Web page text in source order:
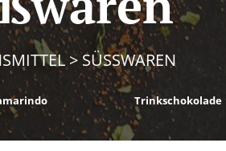
>SÜSSWAREN
Trinkschokolade